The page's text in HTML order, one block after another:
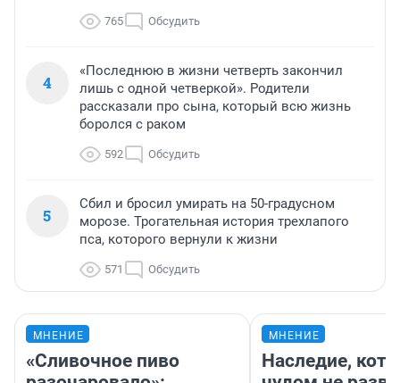
765 Обсудить
4
«Последнюю в жизни четверть закончил
лишь с одной четверкой». Родители
рассказали про сына, который всю жизнь
боролся с раком
592 Обсудить
5
Сбил и бросил умирать на 50-градусном
морозе. Трогательная история трехлапого
пса, которого вернули к жизни
571 Обсудить
МНЕНИЕ
«Сливочное пиво
МНЕНИЕ
Наследие,